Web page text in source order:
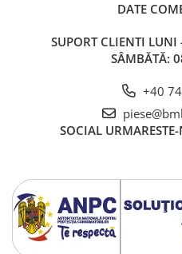
DATE
SUPORT CLIENTI LUNI
SÂMBĂTĂ:
+40
SOCIAL